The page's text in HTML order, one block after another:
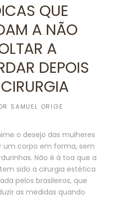
QUE
A NÃO
A
DEPOIS
SAMUEL ORIGE
o desejo das mulheres
um corpo em forma, sem
Não é à toa que a
sido a cirurgia estética
pelos brasileiros, que
as medidas quando